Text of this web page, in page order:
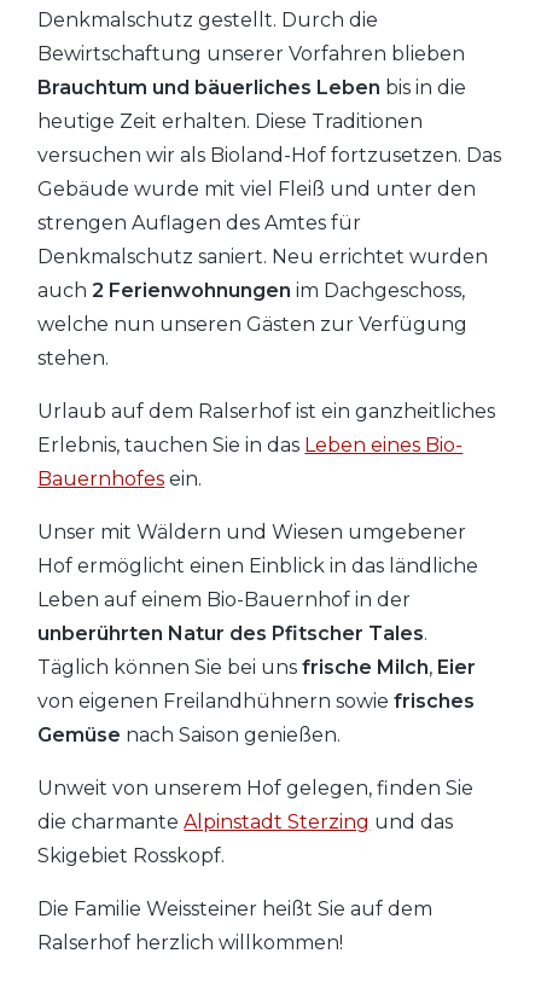
Denkmalschutz gestellt. Durch die
Bewirtschaftung unserer Vorfahren blieben
Brauchtum und bäuerliches Leben bis in die
heutige Zeit erhalten. Diese Traditionen
versuchen wir als Bioland-Hof fortzusetzen. Das
Gebäude wurde mit viel Fleiß und unter den
strengen Auflagen des Amtes für
Denkmalschutz saniert. Neu errichtet wurden
auch2 Ferienwohnungenim Dachgeschoss,
welche nun unseren Gästen zur Verfügung
stehen.
Urlaub auf dem Ralserhof ist ein ganzheitliches
Erlebnis, tauchen Sie in das Leben eines Bio-
Bauernhofes ein.
Unser mit Wäldern und Wiesen umgebener
Hof ermöglicht einen Einblick in das ländliche
Leben auf einem Bio-Bauernhof in der
unberührten Natur des Pfitscher Tales.
Täglich können Sie bei unsfrische Milch, Eier
von eigenen Freilandhühnern sowiefrisches
Gemüse nach Saison genießen.
Unweit von unserem Hof gelegen, finden Sie
die charmanteAlpinstadt Sterzing und das
Skigebiet Rosskopf.
Die Familie Weissteiner heißt Sie auf dem
Ralserhof herzlich willkommen!